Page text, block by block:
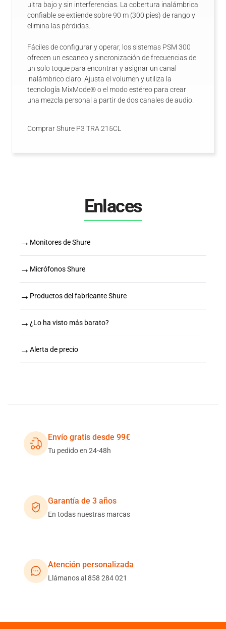
ultra bajo y sin interferencias. La cobertura inalámbrica
confiable se extiende sobre 90 m (300 pies) de rango y
elimina las pérdidas.
Fáciles de configurar y operar, los sistemas PSM 300
ofrecen un escaneo y sincronización de frecuencias de
un solo toque para encontrar y asignar un canal
inalámbrico claro. Ajusta el volumen y utiliza la
tecnología MixMode® o el modo estéreo para crear
una mezcla personal a partir de dos canales de audio.
Comprar Shure P3 TRA 215CL
Enlaces
→ Monitores de Shure
→ Micrófonos Shure
→ Productos del fabricante Shure
→ ¿Lo ha visto más barato?
→ Alerta de precio
Envío gratis desde 99€
Tu pedido en 24-48h
Garantía de 3 años
En todas nuestras marcas
Atención personalizada
Llámanos al 858 284 021